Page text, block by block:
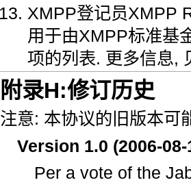
XMPP登记员XMPP
用于由XMPP标准基
项的列表. 更多信息,
附录H:修订历史
注意: 本协议的旧版本可
Version 1.0 (2006-08-
Per a vote of the